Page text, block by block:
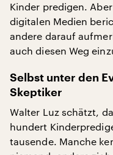
Kinder predigen.
digitalen Medien
andere darauf
auch diesen Weg
Selbst unter den
Skeptiker
Walter Luz schätzt,
hundert
tausende. Manche